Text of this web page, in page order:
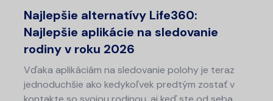
Najlepšie alternatívy Life360:
Najlepšie aplikácie na sledovanie
rodiny v roku 2026
Vďaka aplikáciám na sledovanie polohy je teraz
jednoduchšie ako kedykoľvek predtým zostať v